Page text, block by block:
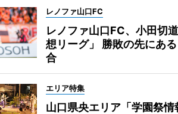
レノファ山口FC
レノファ山口FC、小田切
想リーグ」 勝敗の先にあ
合
エリア特集
山口県央エリア「学園祭